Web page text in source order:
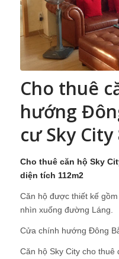
Cho thuê
hướng
cư Sky City
Cho thuê căn hộ Sky
diện tích 112m2
Căn hộ được thiết kế
nhìn xuống đường Láng.
Cửa chính hướng Đông
Căn hộ Sky City cho thuê